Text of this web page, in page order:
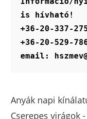
is hívható!
+36-20-337-
+36-20-529-
email:
Anyák napi
Cserepes virágok